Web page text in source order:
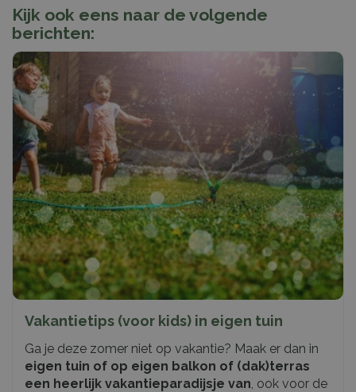
Kijk ook eens naar de volgende
berichten:
Vakantietips (voor kids) in eigen tuin
Ga je deze zomer niet op vakantie? Maak er dan in
eigen tuin of op eigen balkon of (dak)terras
een heerlijk vakantieparadijsje van , ook voor de